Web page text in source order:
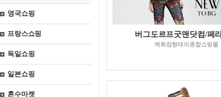
영국쇼핑
프랑스쇼핑
독일쇼핑
일본쇼핑
혼수마켓
버그도르프굿맨닷컴/페
백화점형태의종합쇼핑몰